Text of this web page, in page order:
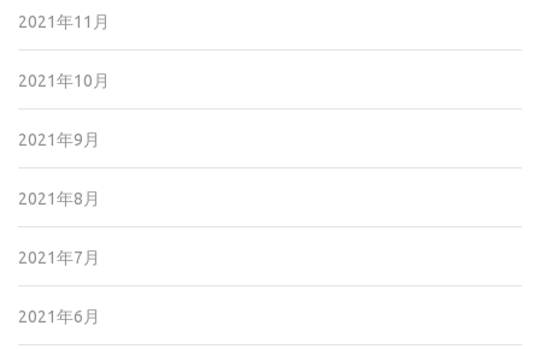
2021年11月
2021年10月
2021年9月
2021年8月
2021年7月
2021年6月